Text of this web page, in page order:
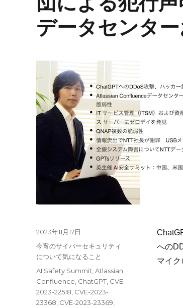
データセンタ
への
マイ
投
稿
2023年11月17日
カ
テ
今宵のサイバーセキュリティ
について気になること
タ
グ
AI Safety Summit Atlassian
Confluence ChatGPT CVE-
2023-22518 CVE-2023-
23368 CVE-2023-23369